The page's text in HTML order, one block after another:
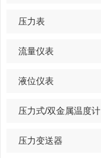
压力表
流量仪表
液位仪表
压力式/双金属温度计
压力变送器